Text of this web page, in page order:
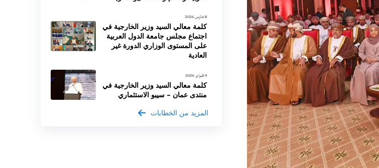
8 مارس 2026
كلمة معالي السيد وزير الخارجية في
اجتماع مجلس جامعة الدول العربية
على المستوى الوزاري الدورة غير
العادية
9 فبراير 2026
كلمة معالي السيد وزير الخارجية في
منتدى عمان – سيبو الاستثماري
المزيد من الخطابات